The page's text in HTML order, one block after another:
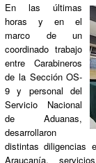
En las últimas
horas y en el
marco de un
coordinado trabajo
entre Carabineros
de la Sección OS-
9 y personal del
Servicio Nacional
de Aduanas,
desarrollaron
distintas diligencias
Araucanía,